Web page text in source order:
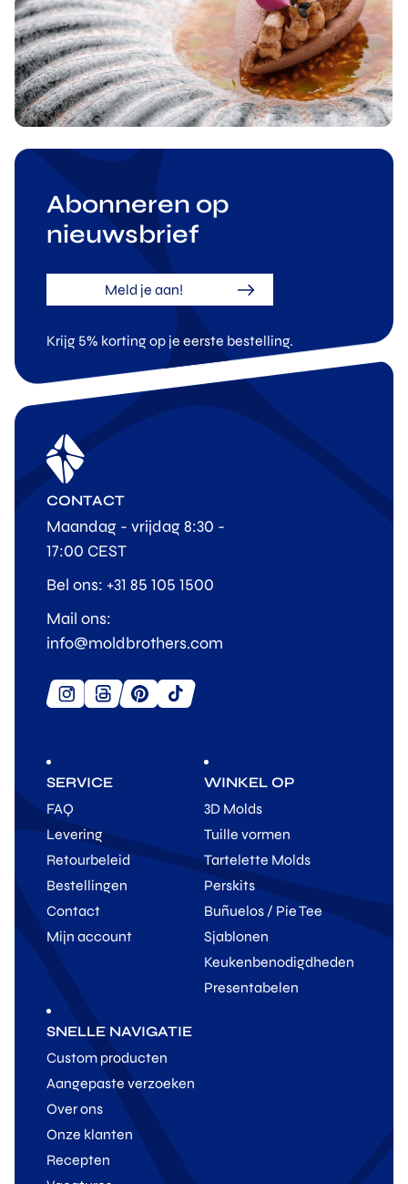
Abonneren op
nieuwsbrief
Meld je aan!
Krijg 5% korting op je eerste bestelling.
SERVICE
FAQ
Levering
Retourbeleid
Bestellingen
Contact
Mijn account
WINKEL OP
3D Molds
Tuille vormen
Tartelette Molds
Perskits
Buñuelos / Pie Tee
Sjablonen
Keukenbenodigdheden
Presentabelen
SNELLE NAVIGATIE
Custom producten
Aangepaste verzoeken
Over ons
Onze klanten
Recepten
CONTACT
Maandag - vrijdag 8:30 -
17:00 CEST
Bel ons: +31 85 105 1500
Mail ons:
info@moldbrothers.com